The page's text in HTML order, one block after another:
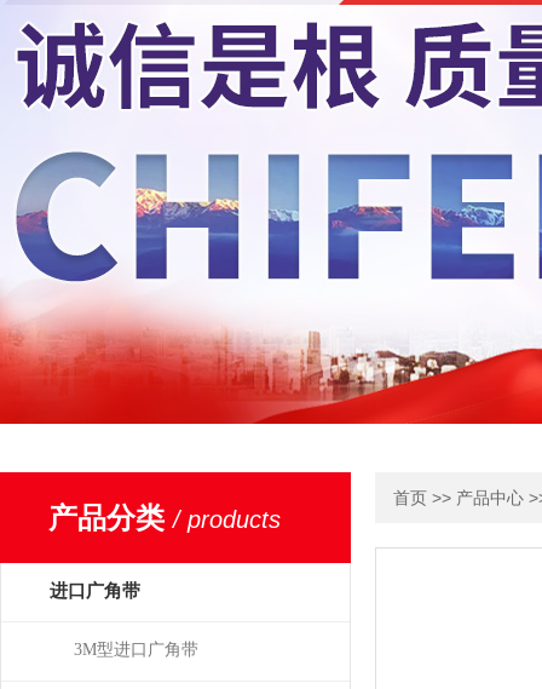
产品分类/ products
进口广角带
3M型进口广角带
首页 >> 产品中心